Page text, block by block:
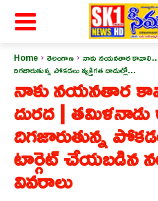
Home తెలంగాణ నాకు నయనతార
దిగజారుతున్న పోకడలు వ్యక్తిగత దాడుల్లో...
నాకు నయనతార
దురద |
దిగజారుతున్న
టార్గెట్ చేయబడిన
వివరాలు